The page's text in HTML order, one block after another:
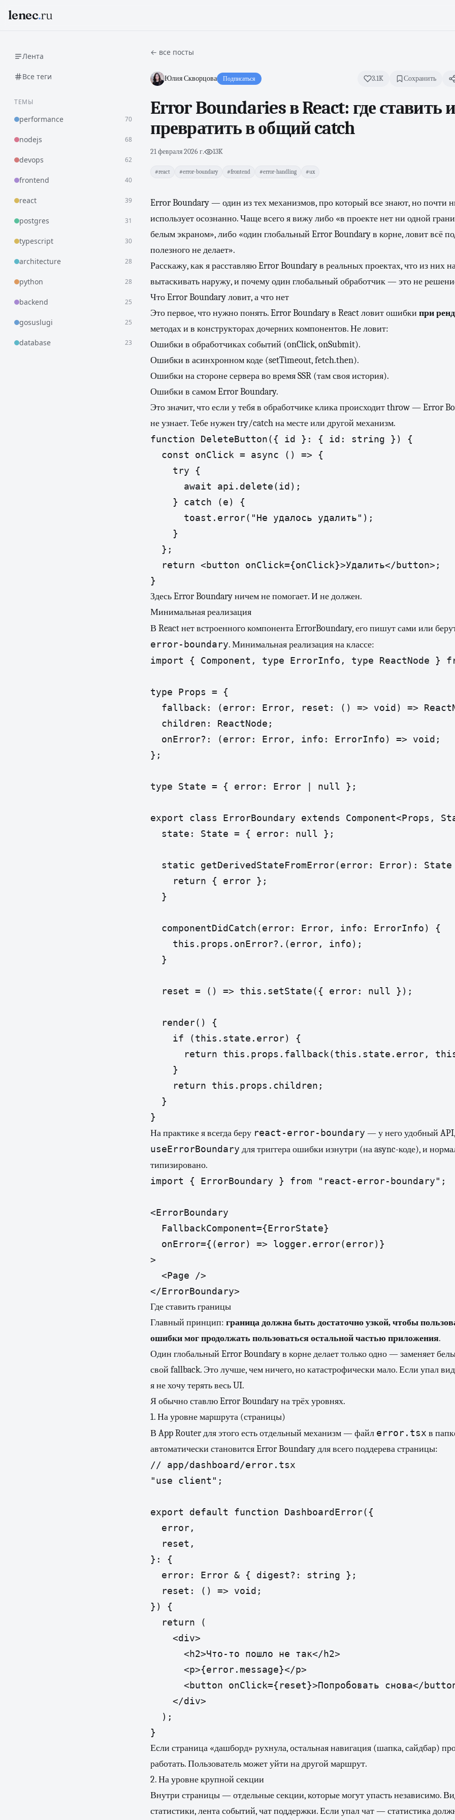
lenec.ru
Лента
Все теги
ТЕМЫ
performance 70
nodejs 68
devops 62
frontend 40
react 39
postgres 31
typescript 30
architecture 28
python 28
backend 25
gosuslugi 25
database 23
← все посты
Юлия Скворцова Подписаться 3.1K Сохранить
Error Boundaries в React: где ставить
превратить в общий catch
21 февраля 2026 г.· 13K
#react #error-boundary #frontend #error-handling #ux
Error Boundary — один из тех механизмов, про который все знают, но почти
использует осознанно. Чаще всего я вижу либо «в проекте нет ни одной
белым экраном», либо «один глобальный Error Boundary в корне, ловит всё
полезного не делает».
Расскажу, как я расставляю Error Boundary в реальных проектах, что из них
вытаскивать наружу, и почему один глобальный обработчик — это не
Что Error Boundary ловит, а что нет
Это первое, что нужно понять. Error Boundary в React ловит ошибки при
методах и в конструкторах дочерних компонентов. Не ловит:
Ошибки в обработчиках событий (onClick, onSubmit).
Ошибки в асинхронном коде (setTimeout, fetch.then).
Ошибки на стороне сервера во время SSR (там своя история).
Ошибки в самом Error Boundary.
Это значит, что если у тебя в обработчике клика происходит throw — Error
не узнает. Тебе нужен try/catch на месте или другой механизм.
function DeleteButton({ id }: { id: string }) {
  const onClick = async () => {
    try {
      await api.delete(id);
    } catch (e) {
      toast.error("Не удалось удалить");
    }
  };
  return <button onClick={onClick}>Удалить</button>;
Здесь Error Boundary ничем не помогает. И не должен.
Минимальная реализация
В React нет встроенного компонента ErrorBoundary, его пишут сами или
error-boundary. Минимальная реализация на классе:
import { Component, type ErrorInfo, type ReactNode }
type Props = {
fallback: (error: Error, reset: () => void) =>
  children: ReactNode;
  onError?: (error: Error, info: ErrorInfo) => void;
};
type State = { error: Error | null };
export class ErrorBoundary extends Component<Props,
  state: State = { error: null };
static getDerivedStateFromError(error: Error): State
    return { error };
  }
  componentDidCatch(error: Error, info: ErrorInfo) {
    this.props.onError?.(error, info);
  }
  reset = () => this.setState({ error: null });
  render() {
    if (this.state.error) {
return this.props.fallback(this.state.error,
    }
    return this.props.children;
  }
На практике я всегда беру react-error-boundary — у него удобный
useErrorBoundary для триггера ошибки изнутри (на async-коде), и
типизировано.
import { ErrorBoundary } from "react-error-boundary";
<ErrorBoundary
  FallbackComponent={ErrorState}
  onError={(error) => logger.error(error)}
>
  <Page />
Где ставить границы
Главный принцип: граница должна быть достаточно узкой, чтобы
ошибки мог продолжать пользоваться остальной частью приложения.
Один глобальный Error Boundary в корне делает только одно — заменяет
свой fallback. Это лучше, чем ничего, но катастрофически мало. Если упал
я не хочу терять весь UI.
Я обычно ставлю Error Boundary на трёх уровнях.
1. На уровне маршрута (страницы)
В App Router для этого есть отдельный механизм — файл error.tsx в
автоматически становится Error Boundary для всего поддерева страницы:
// app/dashboard/error.tsx
"use client";
export default function DashboardError({
  error,
  reset,
}: {
  error: Error & { digest?: string };
  reset: () => void;
}) {
  return (
    <div>
      <h2>Что-то пошло не так</h2>
      <p>{error.message}</p>
<button onClick={reset}>Попробовать снова</
    </div>
  );
Если страница «дашборд» рухнула, остальная навигация (шапка, сайдбар)
работать. Пользователь может уйти на другой маршрут.
2. На уровне крупной секции
Внутри страницы — отдельные секции, которые могут упасть независимо.
статистики, лента событий, чат поддержки. Если упал чат — статистика